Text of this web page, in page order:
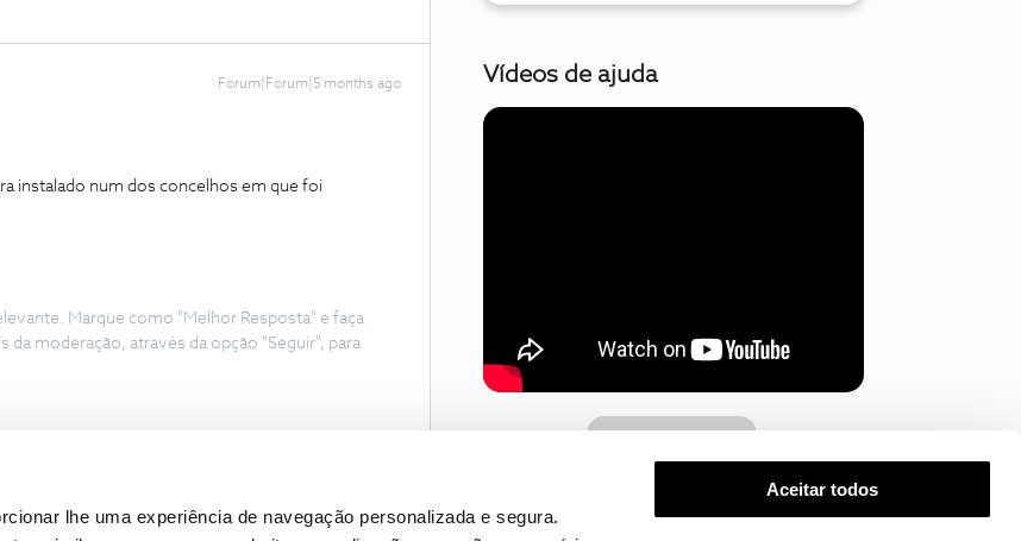
lhe uma experiência de navegação personalizada e segura.
Aceitar todos
Forum|Forum|5 months ago
instalado num dos concelhos em que foi
Marque como "Melhor Resposta" e faça
moderação, através da opção "Seguir", para
Vídeos de ajuda